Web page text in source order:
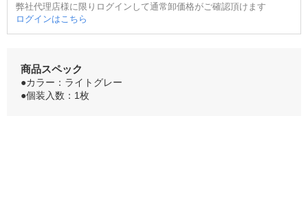
弊社代理店様に限りログインして通常卸価格がご確認頂けます
ログインはこちら
商品スペック
●カラー：ライトグレー
●個装入数：1枚